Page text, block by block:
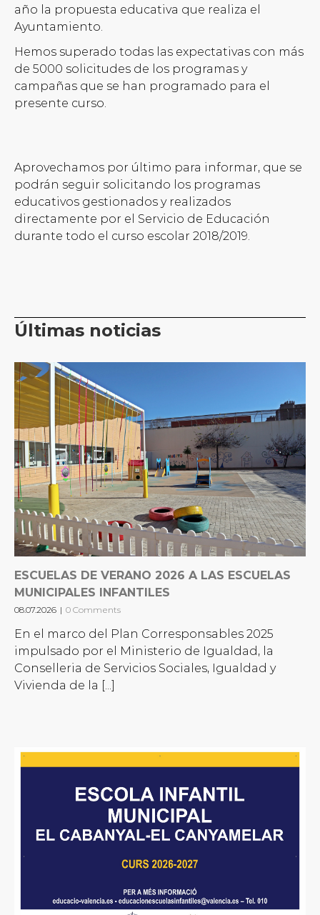
año la propuesta educativa que realiza el
Ayuntamiento.
Hemos superado todas las expectativas con más
de 5000 solicitudes de los programas y
campañas que se han programado para el
presente curso.
Aprovechamos por último para informar, que se
podrán seguir solicitando los programas
educativos gestionados y realizados
directamente por el Servicio de Educación
durante todo el curso escolar 2018/2019.
Últimas noticias
ESCUELAS DE VERANO 2026 A LAS ESCUELAS
MUNICIPALES INFANTILES
08.07.2026 | 0 Comments
En el marco del Plan Corresponsables 2025
impulsado por el Ministerio de Igualdad, la
Conselleria de Servicios Sociales, Igualdad y
Vivienda de la [...]